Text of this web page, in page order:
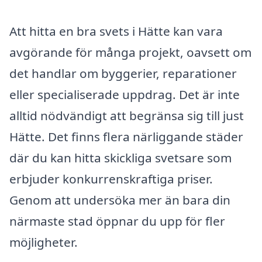
Att hitta en bra svets i Hätte kan vara
avgörande för många projekt, oavsett om
det handlar om byggerier, reparationer
eller specialiserade uppdrag. Det är inte
alltid nödvändigt att begränsa sig till just
Hätte. Det finns flera närliggande städer
där du kan hitta skickliga svetsare som
erbjuder konkurrenskraftiga priser.
Genom att undersöka mer än bara din
närmaste stad öppnar du upp för fler
möjligheter.